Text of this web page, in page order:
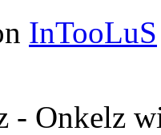
InTooLuS
- Onkelz